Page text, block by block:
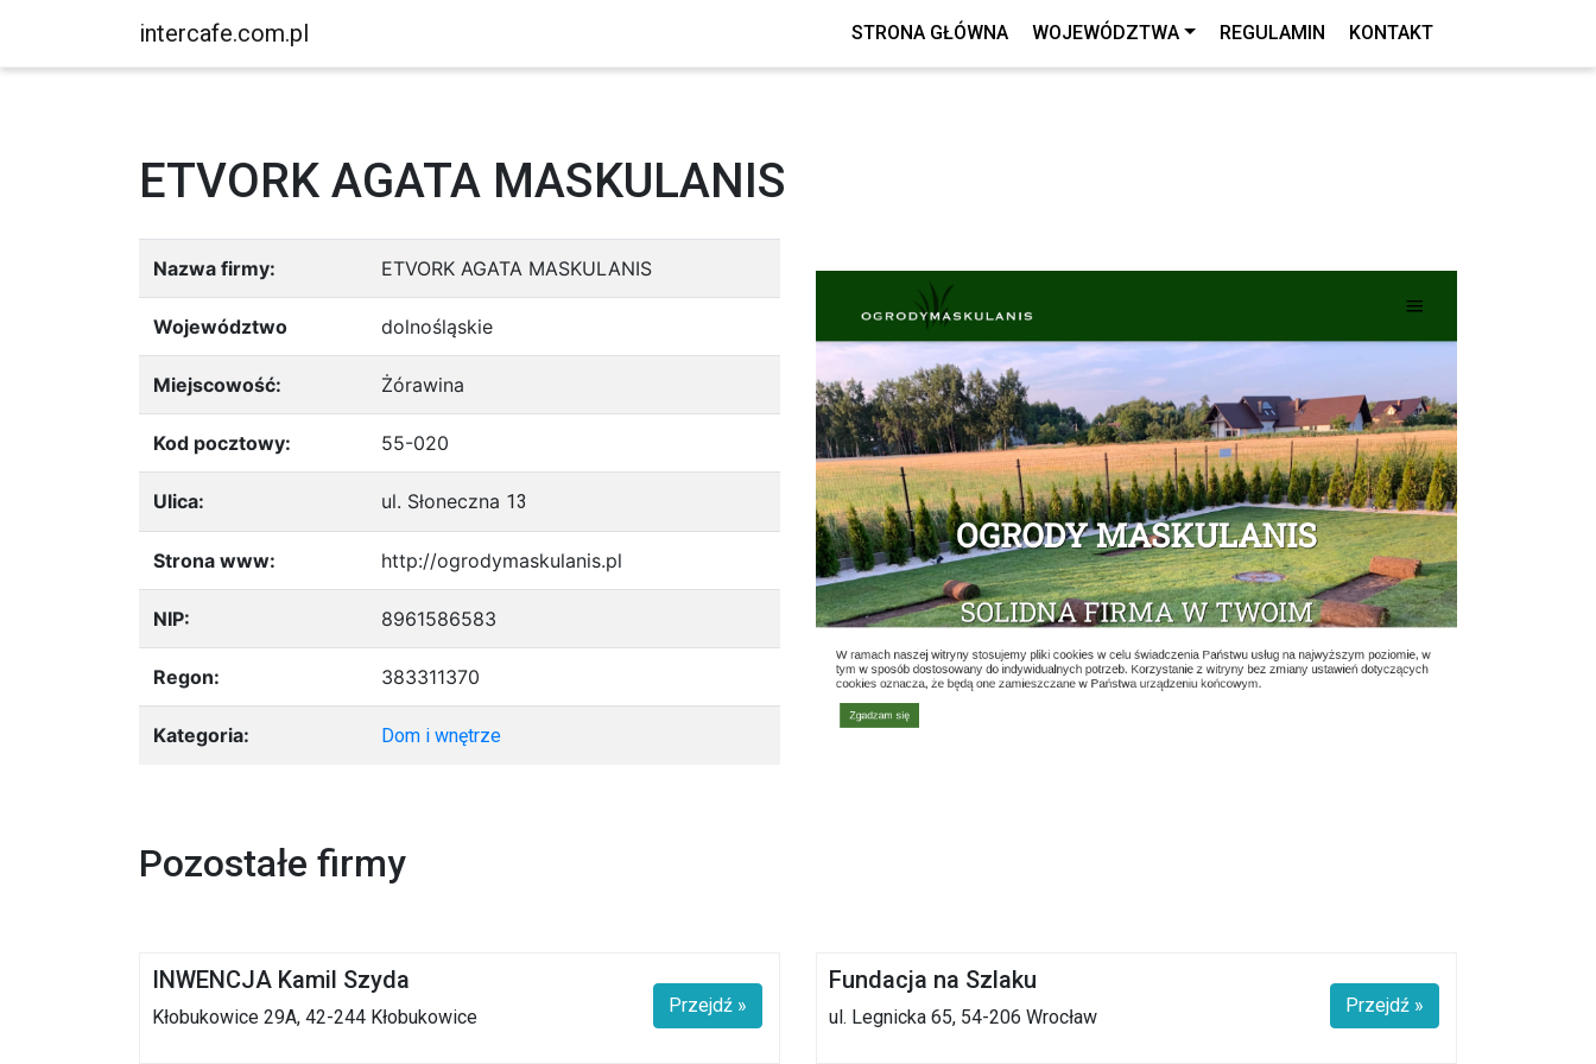
intercafe.com.pl STRONA GŁÓWNA WOJEWÓDZTWA REGULAMIN KONTAKT
ETVORK AGATA MASKULANIS
Nazwa firmy: ETVORK AGATA MASKULANIS
Województwo dolnośląskie
Miejscowość: Żórawina
Kod pocztowy: 55-020
Ulica: ul. Słoneczna 13
Strona www: http://ogrodymaskulanis.pl
NIP: 8961586583
Regon: 383311370
Kategoria: Dom i wnętrze
Pozostałe firmy
INWENCJA Kamil Szyda
Kłobukowice 29A, 42-244 Kłobukowice
Przejdź »
Fundacja na Szlaku
ul. Legnicka 65, 54-206 Wrocław
Przejdź »